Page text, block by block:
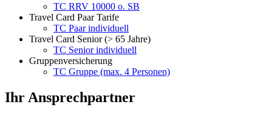
TC RRV 10000 o. SB
Travel Card Paar Tarife
TC Paar individuell
Travel Card Senior (> 65 Jahre)
TC Senior individuell
Gruppenversicherung
TC Gruppe (max. 4 Personen)
Ihr Ansprechpartner